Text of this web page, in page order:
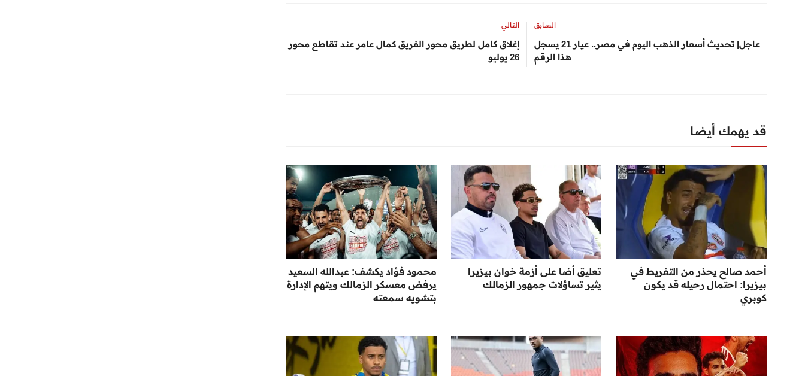
السابق
عاجل| تحديث أسعار الذهب اليوم في مصر.. عيار 21 يسجل
هذا الرقم
التالي
إغلاق كامل لطريق محور الفريق كمال عامر عند تقاطع محور
26 يوليو
قد يهمك أيضا
أحمد صالح يحذر من التفريط في
بيزيرا: احتمال رحيله قد يكون
كوبري
تعليق أضا على أزمة خوان بيزيرا
يثير تساؤلات جمهور الزمالك
محمود فؤاد يكشف: عبدالله السعيد
يرفض معسكر الزمالك ويتهم الإدارة
بتشويه سمعته